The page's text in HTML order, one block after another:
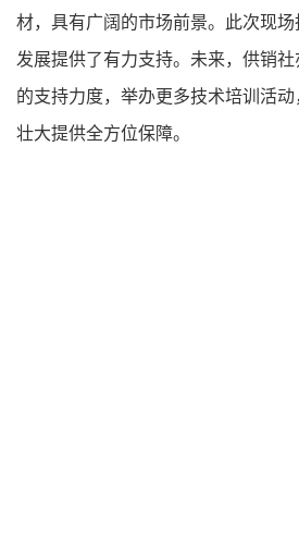
材，具有广阔的市场前景。此次现
发展提供了有力支持。未来，供销
的支持力度，举办更多技术培训活
壮大提供全方位保障。
科研
2025